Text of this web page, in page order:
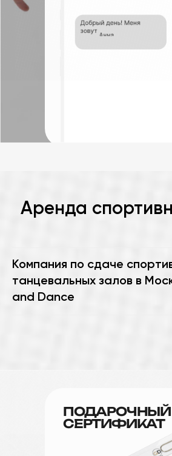
Аренда
Компания по сдаче
танцевальных залов в
and Dance
ПОДАРОЧНЫЙ
СЕРТИФИКАТ